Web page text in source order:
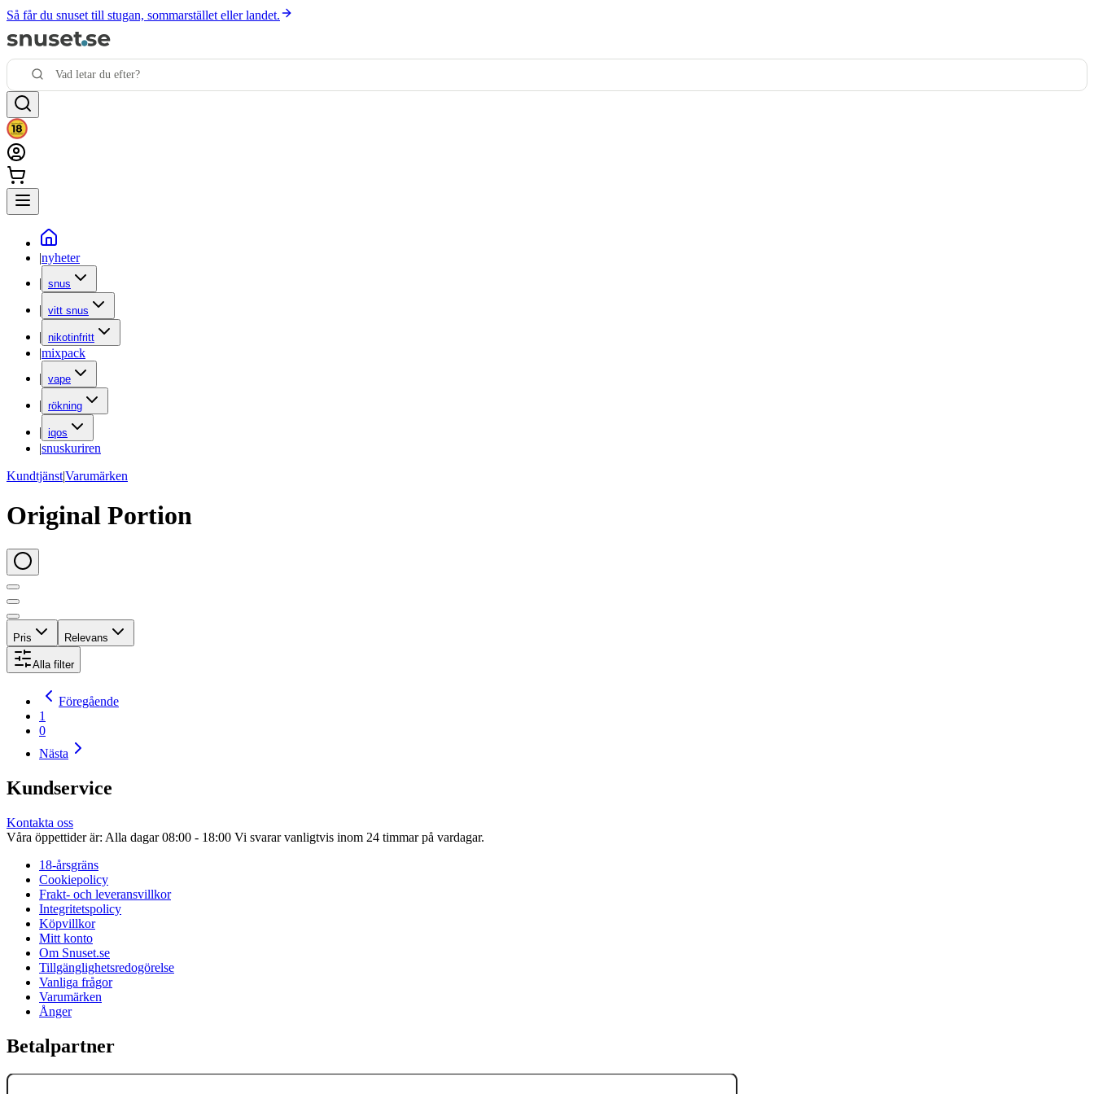
Så får du snuset till stugan, sommarstället eller landet.
|nyheter
| snus
| vitt snus
| nikotinfritt
|mixpack
| vape
| rökning
| iqos
|snuskuriren
Kundtjänst|Varumärken
Original Portion
Pris Relevans
Alla filter
Föregående
1
0
Nästa
Kundservice
Kontakta oss
Våra öppettider är: Alla dagar 08:00 - 18:00 Vi svarar vanligtvis inom 24 timmar på vardagar.
18-årsgräns
Cookiepolicy
Frakt- och leveransvillkor
Integritetspolicy
Köpvillkor
Mitt konto
Om Snuset.se
Tillgänglighetsredogörelse
Vanliga frågor
Varumärken
Ånger
Betalpartner